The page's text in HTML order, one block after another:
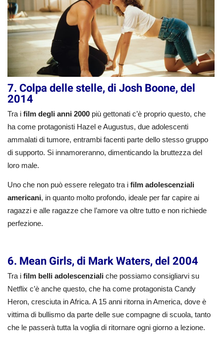
7. Colpa delle stelle, di Josh Boone, del
2014
Tra i film degli anni 2000 più gettonati c’è proprio questo, che
ha come protagonisti Hazel e Augustus, due adolescenti
ammalati di tumore, entrambi facenti parte dello stesso gruppo
di supporto. Si innamoreranno, dimenticando la bruttezza del
loro male.
Uno che non può essere relegato tra i film adolescenziali
americani, in quanto molto profondo, ideale per far capire ai
ragazzi e alle ragazze che l’amore va oltre tutto e non richiede
perfezione.
6. Mean Girls, di Mark Waters, del 2004
Tra i film belli adolescenziali che possiamo consigliarvi su
Netflix c’è anche questo, che ha come protagonista Candy
Heron, cresciuta in Africa. A 15 anni ritorna in America, dove è
vittima di bullismo da parte delle sue compagne di scuola, tanto
che le passerà tutta la voglia di ritornare ogni giorno a lezione.